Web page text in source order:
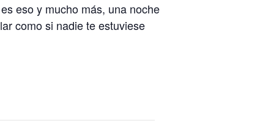
eso y mucho más, una noche
como si nadie te estuviese